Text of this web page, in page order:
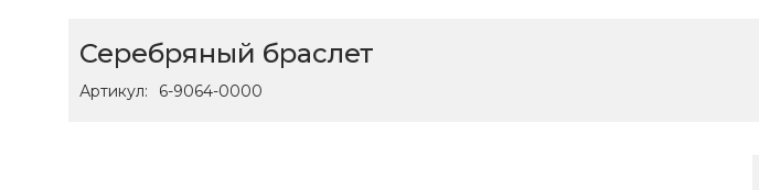
Серебряный браслет
Артикул: 6-9064-0000